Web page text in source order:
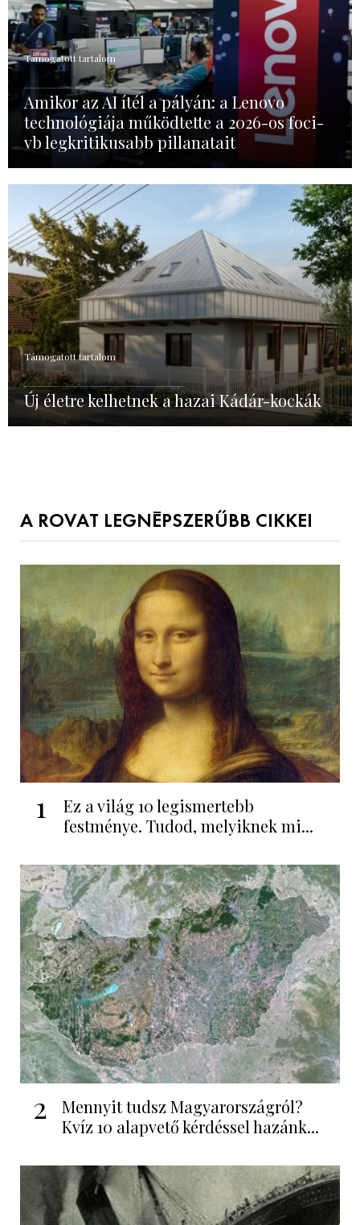
Támogatott tartalom
Amikor az AI ítél a pályán: a Lenovo
technológiája működtette a 2026-os foci-
vb legkritikusabb pillanatait
Támogatott tartalom
Új életre kelhetnek a hazai Kádár-kockák
A ROVAT LEGNÉPSZERŰBB CIKKEI
1
Ez a világ 10 legismertebb
festménye. Tudod, melyiknek mi...
2
Mennyit tudsz Magyarországról?
Kvíz 10 alapvető kérdéssel hazánk...